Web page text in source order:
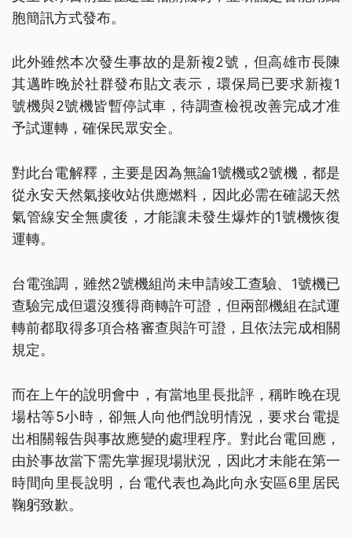
胞簡訊方式發布。
此外雖然本次發生事故的是新複2號，但高雄市長陳
其邁昨晚於社群發布貼文表示，環保局已要求新複1
號機與2號機皆暫停試車，待調查檢視改善完成才准
予試運轉，確保民眾安全。
對此台電解釋，主要是因為無論1號機或2號機，都是
從永安天然氣接收站供應燃料，因此必需在確認天然
氣管線安全無虞後，才能讓未發生爆炸的1號機恢復
運轉。
台電強調，雖然2號機組尚未申請竣工查驗、1號機已
查驗完成但還沒獲得商轉許可證，但兩部機組在試運
轉前都取得多項合格審查與許可證，且依法完成相關
規定。
而在上午的說明會中，有當地里長批評，稱昨晚在現
場枯等5小時，卻無人向他們說明情況，要求台電提
出相關報告與事故應變的處理程序。對此台電回應，
由於事故當下需先掌握現場狀況，因此才未能在第一
時間向里長說明，台電代表也為此向永安區6里居民
鞠躬致歉。